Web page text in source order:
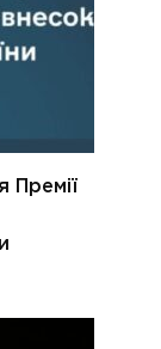
Премії